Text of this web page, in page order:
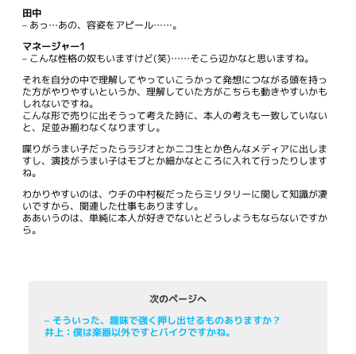
田中
– あっ…あの、容姿をアピール……。
マネージャー1
– こんな性格の奴もいますけど(笑)……そこら辺かなと思いますね。
それを自分の中で理解してやっていこうかって発想につながる頭を持っ
た方がやりやすいというか、理解していた方がこちらも動きやすいかも
しれないですね。
こんな形で売りに出そうって考えた時に、本人の考えも一致していない
と、足並み揃わなくなりますし。
喋りがうまい子だったらラジオとかニコ生とか色んなメディアに出しま
すし、演技がうまい子はモブとか細かなところに入れて行ったりします
ね。
わかりやすいのは、ウチの中村桜だったらミリタリーに関して知識が凄
いですから、関連した仕事もありますし。
ああいうのは、単純に本人が好きでないとどうしようもならないですか
ら。
次のページへ
– そういった、趣味で強く押し出せるものありますか？
井上：僕は楽器以外ですとバイクですかね。